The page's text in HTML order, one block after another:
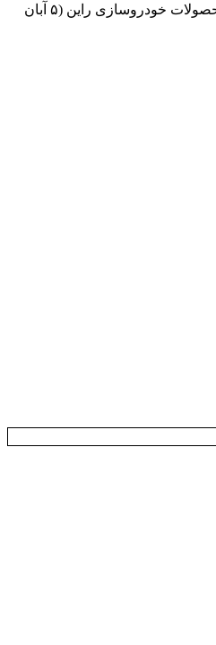
فهرست مطالب شرایط فروش نقدی و فوری خودروسازی راین (۹ دی ۱۴۰۴) شرایط فروش نقد و اقساط خودروسازان راین (۴ آذر ۱۴۰۴) فروش نقدی و اعتباری برخی محصولات خودروسازی راین (۵ آبان